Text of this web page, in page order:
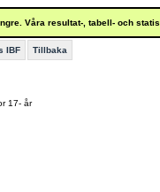
Våra resultat-, tabell- och
IBF Tillbaka
17- år